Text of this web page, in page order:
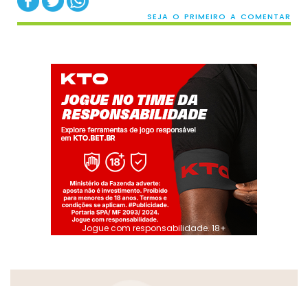
SEJA O PRIMEIRO A COMENTAR
Jogue com responsabilidade. 18+